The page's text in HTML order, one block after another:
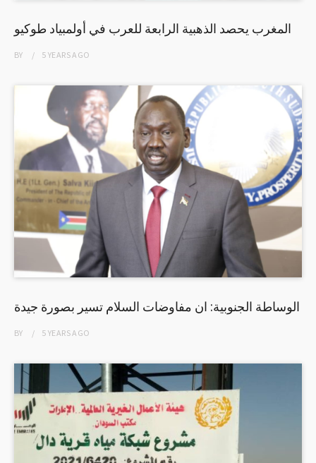
المغرب يحصد الذهبية الرابعة للعرب في أولمبياد طوكيو
BY 5 YEARSAGO
الوساطة الجنوبية: ان مفاوضات السلام تسير بصورة جيدة
BY 5 YEARSAGO